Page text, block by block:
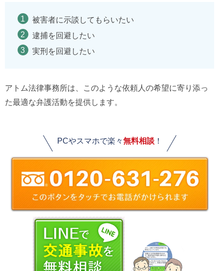
被害者に示談してもらいたい
逮捕を回避したい
実刑を回避したい
アトム法律事務所は、このような依頼人の希望に寄り添っ
た最適な弁護活動を提供します。
PCやスマホで楽々無料相談！